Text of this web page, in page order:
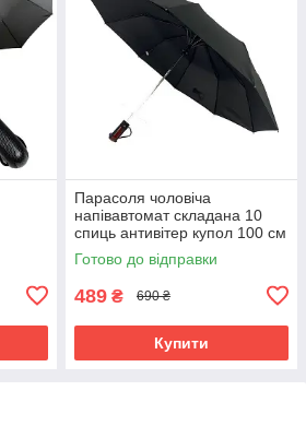
Парасоля чоловіча
напівавтомат складана 10
спиць антивітер купол 100 см
пряма ручка Чорний (5278)
Готово до відправки
489 ₴ 690 ₴
Купити